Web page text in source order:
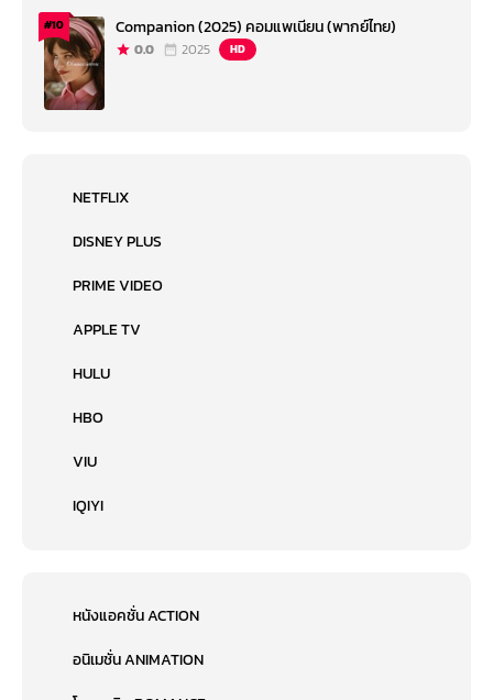
#10 Companion (2025) คอมแพเนียน (พากย์ไทย)
0.0 2025 HD
NETFLIX
DISNEY PLUS
PRIME VIDEO
APPLE TV
HULU
HBO
VIU
IQIYI
หนังแอคชั่น ACTION
อนิเมชั่น ANIMATION